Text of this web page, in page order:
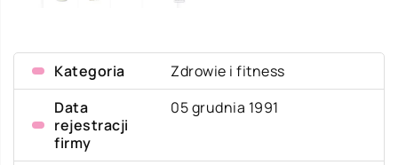
Kategoria
Zdrowie i fitness
Data
rejestracji
firmy
05 grudnia 1991